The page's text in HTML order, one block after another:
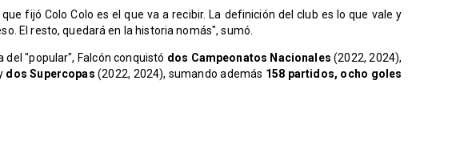
fijó Colo Colo es el que va a recibir. La definición del club es lo que vale y
El resto, quedará en la historia nomás", sumó.
"popular", Falcón conquistó dos Campeonatos Nacionales (2022, 2024),
dos Supercopas (2022, 2024), sumando además 158 partidos, ocho goles